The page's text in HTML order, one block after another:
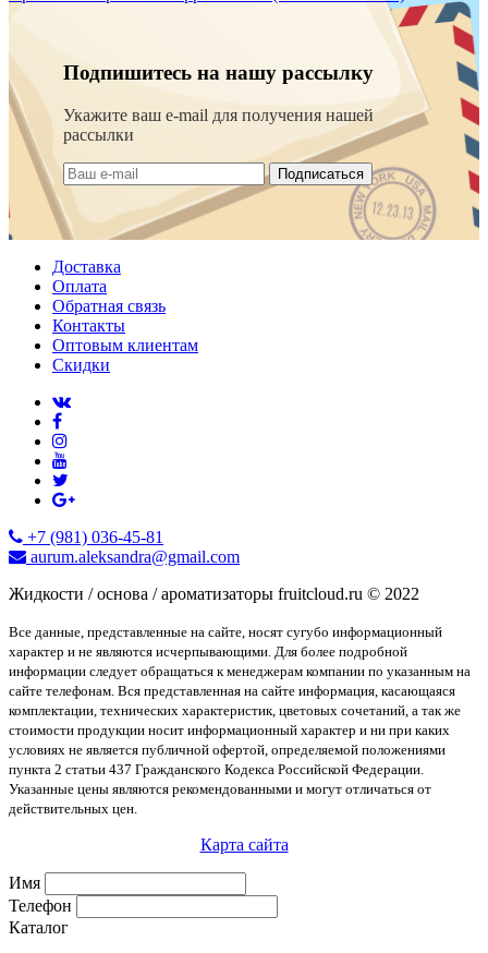
Подпишитесь на нашу рассылку
Укажите ваш e-mail для получения нашей
рассылки
Подписаться
Доставка
Оплата
Обратная связь
Контакты
Оптовым клиентам
Скидки
+7 (981) 036-45-81
aurum.aleksandra@gmail.com
Жидкости / основа / ароматизаторы fruitcloud.ru © 2022
Все данные, представленные на сайте, носят сугубо информационный
характер и не являются исчерпывающими. Для более подробной
информации следует обращаться к менеджерам компании по указанным на
сайте телефонам. Вся представленная на сайте информация, касающаяся
комплектации, технических характеристик, цветовых сочетаний, а так же
стоимости продукции носит информационный характер и ни при каких
условиях не является публичной офертой, определяемой положениями
пункта 2 статьи 437 Гражданского Кодекса Российской Федерации.
Указанные цены являются рекомендованными и могут отличаться от
действительных цен.
Карта сайта
Имя
Телефон
Каталог